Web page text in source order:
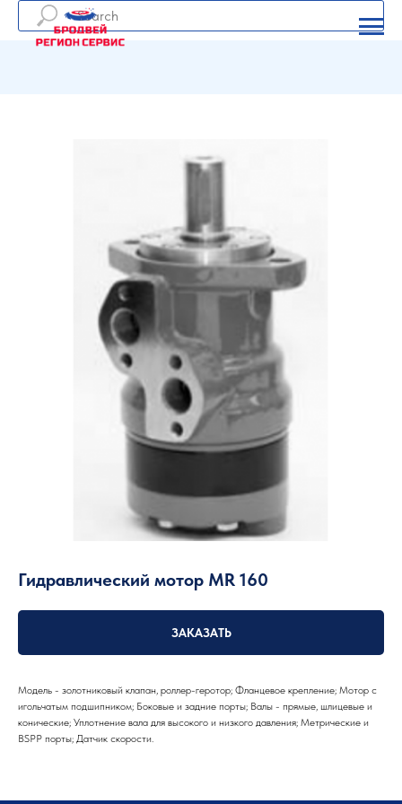
Гидравлический мотор MR 160
ЗАКАЗАТЬ
Модель - золотниковый клапан, роллер-геротор; Фланцевое крепление; Мотор с
игольчатым подшипником; Боковые и задние порты; Валы - прямые, шлицевые и
конические; Уплотнение вала для высокого и низкого давления; Метрические и
BSPP порты; Датчик скорости.